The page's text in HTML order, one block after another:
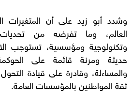
وشدد أبو زيد على أن المتغيرات
العالم، وما تفرضه من
وتكنولوجية ومؤسسية، تستوجب
حديثة ومرنة قائمة على
والمساءلة، وقادرة على قيادة
ثقة المواطنين بالمؤسسات العامة.